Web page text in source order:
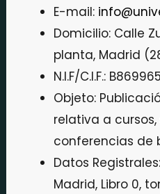
E-mail:
Domicilio: Calle
planta, Madrid
N.I.F/C.I.F.:
Objeto:
relativa a
conferencias de
Datos
Madrid, Libro 0,